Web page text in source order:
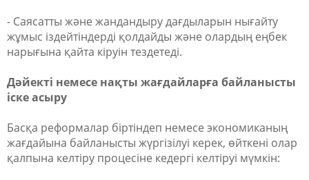
- Саясатты және жандандыру дағдыларын нығайту
жұмыс іздейтіндерді қолдайды және олардың еңбек
нарығына қайта кіруін тездетеді.
Дәйекті немесе нақты жағдайларға байланысты
іске асыру
Басқа реформалар біртіндеп немесе экономиканың
жағдайына байланысты жүргізілуі керек, өйткені олар
қалпына келтіру процесіне кедергі келтіруі мүмкін: